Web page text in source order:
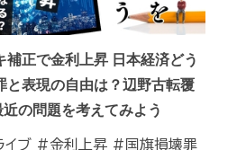
補正で金利上昇 日本経済どう
と表現の自由は？辺野古転覆
の問題を考えてみよう
ブ #金利上昇 #国旗損壊罪